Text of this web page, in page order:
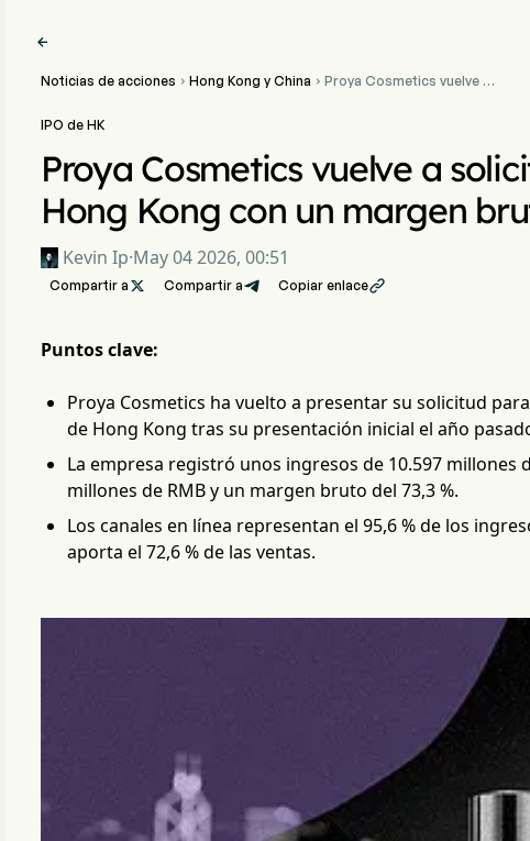

Noticias de acciones  Hong Kong y China  Proya Cosmetics vuelve a
IPO de HK
Proya Cosmetics vuelve a
Hong Kong con un margen
Kevin Ip·May 04 2026, 00:51
Compartir a  Compartir a Copiar enlace
Puntos clave:
Proya Cosmetics ha vuelto a presentar su solicitud
de Hong Kong tras su presentación inicial el año
La empresa registró unos ingresos de 10.597 millones
millones de RMB y un margen bruto del 73,3 %.
Los canales en línea representan el 95,6 % de los
aporta el 72,6 % de las ventas.